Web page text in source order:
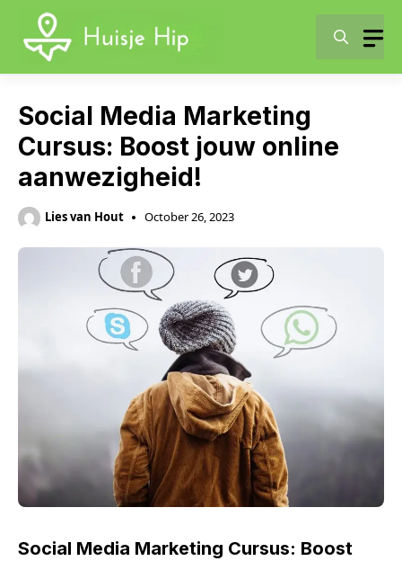
content
Social Media Marketing
Cursus: Boost jouw online
aanwezigheid!
Lies van Hout October 26, 2023
Social Media Marketing Cursus: Boost